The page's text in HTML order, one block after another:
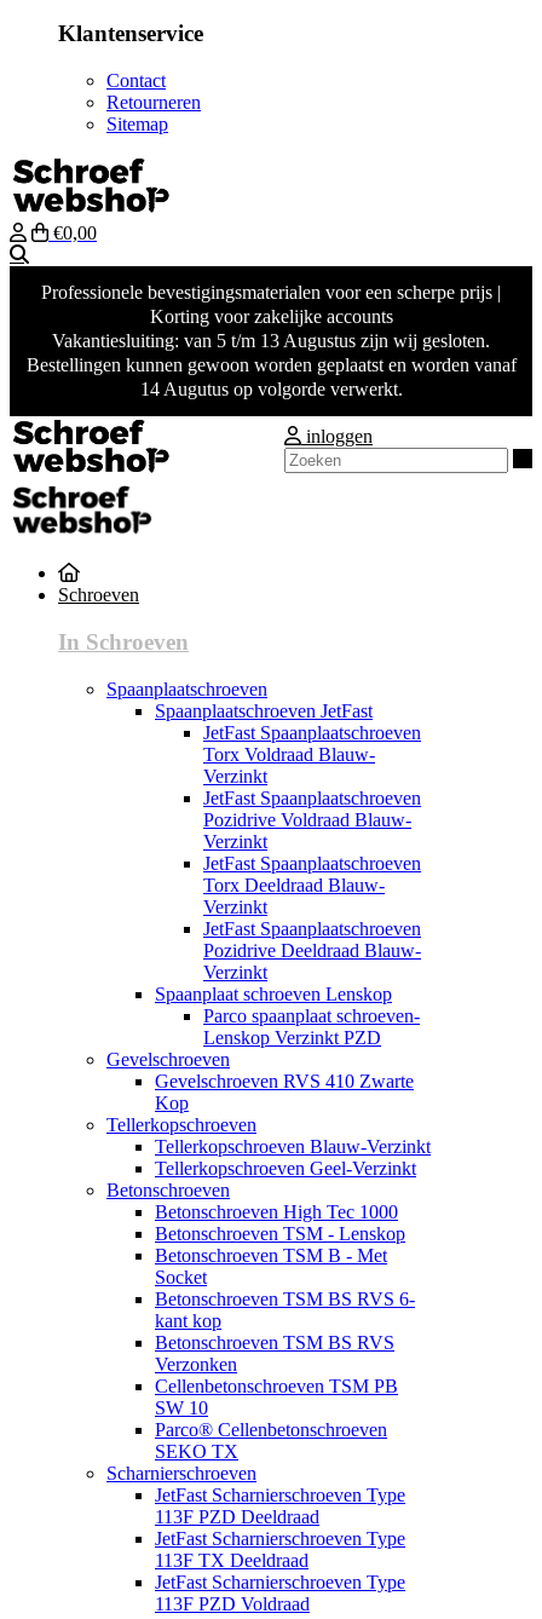
Klantenservice
Contact
Retourneren
Sitemap
€0,00
Professionele bevestigingsmaterialen voor een scherpe prijs |
Korting voor zakelijke accounts
Vakantiesluiting: van 5 t/m 13 Augustus zijn wij gesloten.
Bestellingen kunnen gewoon worden geplaatst en worden vanaf
14 Augutus op volgorde verwerkt.
inloggen
Schroeven
In Schroeven
Spaanplaatschroeven
Spaanplaatschroeven JetFast
JetFast Spaanplaatschroeven
Torx Voldraad Blauw-
Verzinkt
JetFast Spaanplaatschroeven
Pozidrive Voldraad Blauw-
Verzinkt
JetFast Spaanplaatschroeven
Torx Deeldraad Blauw-
Verzinkt
JetFast Spaanplaatschroeven
Pozidrive Deeldraad Blauw-
Verzinkt
Spaanplaat schroeven Lenskop
Parco spaanplaat schroeven-
Lenskop Verzinkt PZD
Gevelschroeven
Gevelschroeven RVS 410 Zwarte
Kop
Tellerkopschroeven
Tellerkopschroeven Blauw-Verzinkt
Tellerkopschroeven Geel-Verzinkt
Betonschroeven
Betonschroeven High Tec 1000
Betonschroeven TSM - Lenskop
Betonschroeven TSM B - Met
Socket
Betonschroeven TSM BS RVS 6-
kant kop
Betonschroeven TSM BS RVS
Verzonken
Cellenbetonschroeven TSM PB
SW 10
Parco® Cellenbetonschroeven
SEKO TX
Scharnierschroeven
JetFast Scharnierschroeven Type
113F PZD Deeldraad
JetFast Scharnierschroeven Type
113F TX Deeldraad
JetFast Scharnierschroeven Type
113F PZD Voldraad